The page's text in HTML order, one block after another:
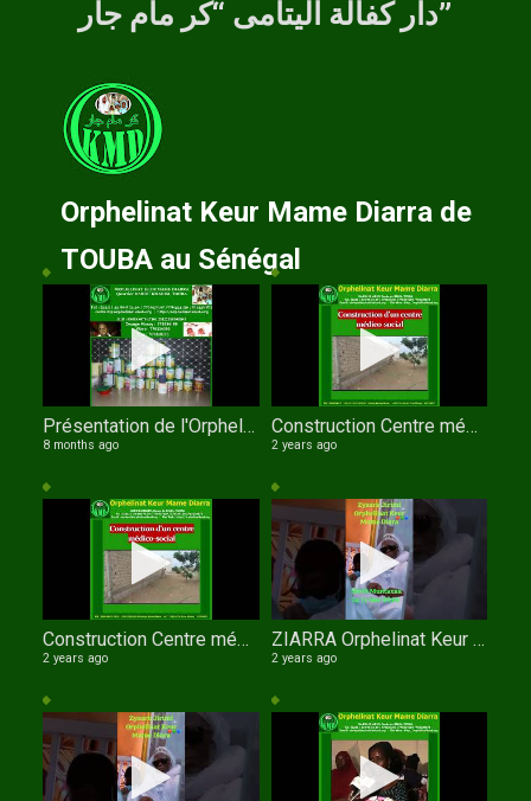
دار كفالة اليتامى “كر مام جار”
Orphelinat Keur Mame Diarra de
TOUBA au Sénégal
Présentation de l'Orphelinat Keur Mame Diarra de TOUBA par Serigne Fallou NDIAYE
8 months ago
Construction Centre médico social de l'orphelinat Keur Mame Diarra de TOUBA
2 years ago
Construction Centre médico social de l'orphelinat Keur Mame Diarra de TOUBA
2 years ago
ZIARRA Orphelinat Keur Mame Diarra
2 years ago